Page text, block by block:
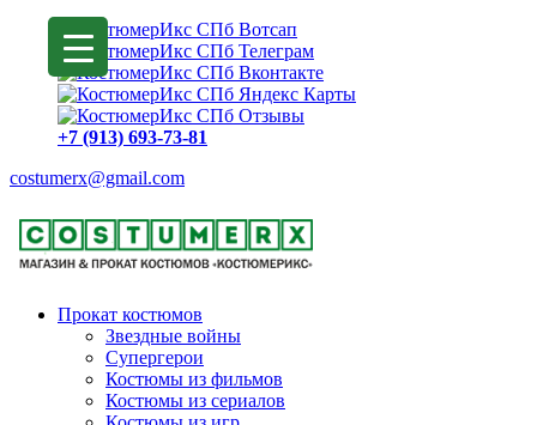
+7 (913) 693-73-81
costumerx@gmail.com
Прокат костюмов
Звездные войны
Супергерои
Костюмы из фильмов
Костюмы из сериалов